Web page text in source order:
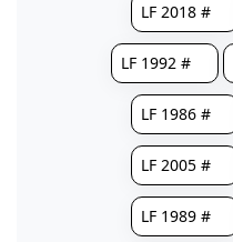
# LF 2018
# LF 1992
# LF 1986
# LF 2005
# LF 1989